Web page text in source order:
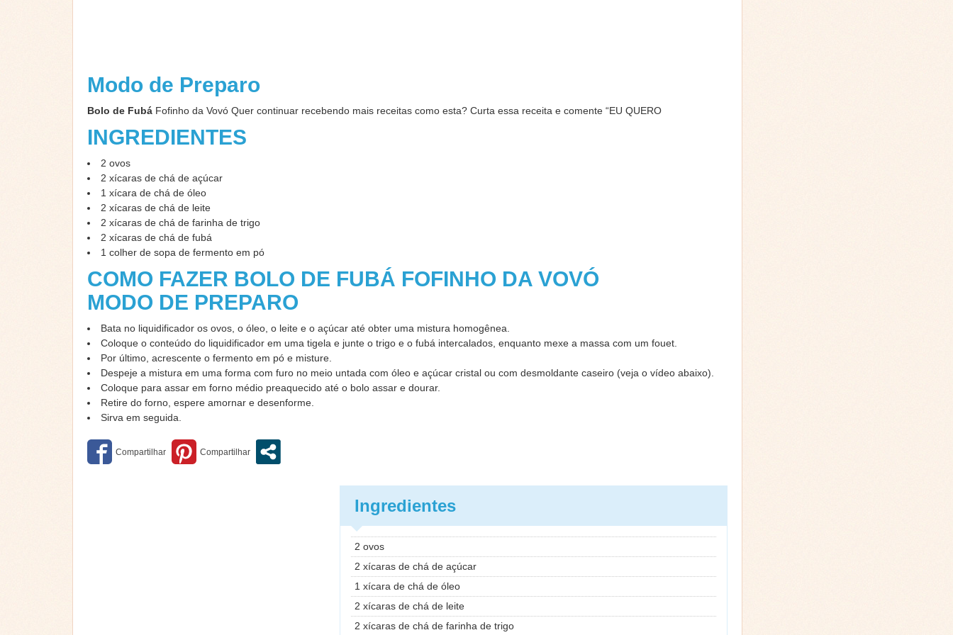
Modo de Preparo
Bolo de Fubá Fofinho da Vovó Quer continuar recebendo mais receitas como esta? Curta essa receita e comente “EU QUERO
INGREDIENTES
2 ovos
2 xícaras de chá de açúcar
1 xícara de chá de óleo
2 xícaras de chá de leite
2 xícaras de chá de farinha de trigo
2 xícaras de chá de fubá
1 colher de sopa de fermento em pó
COMO FAZER BOLO DE FUBÁ FOFINHO DA VOVÓ
MODO DE PREPARO
Bata no liquidificador os ovos, o óleo, o leite e o açúcar até obter uma mistura homogênea.
Coloque o conteúdo do liquidificador em uma tigela e junte o trigo e o fubá intercalados, enquanto mexe a massa com um fouet.
Por último, acrescente o fermento em pó e misture.
Despeje a mistura em uma forma com furo no meio untada com óleo e açúcar cristal ou com desmoldante caseiro (veja o vídeo abaixo).
Coloque para assar em forno médio preaquecido até o bolo assar e dourar.
Retire do forno, espere amornar e desenforme.
Sirva em seguida.
Ingredientes
2 ovos
2 xícaras de chá de açúcar
1 xícara de chá de óleo
2 xícaras de chá de leite
2 xícaras de chá de farinha de trigo